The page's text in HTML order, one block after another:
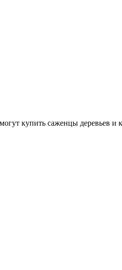
купить саженцы деревьев и